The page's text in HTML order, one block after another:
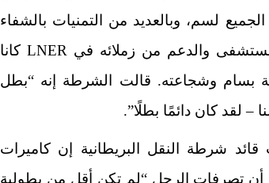
لسم، وبالعديد من التمنيات بالشفاء
له”. الرعاية التي قدمها المستشفى والدعم من زملائه في LNER كانا
بسام وشجاعته. قالت الشرطة إنه “بطل
– لقد كان دائمًا بطلًا”.
شرطة النقل البريطانية إن كاميرات
أن تصرفات الرجل “لم تكن أقل من بطولية